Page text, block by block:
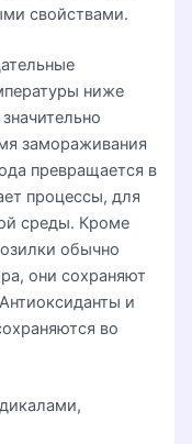
свойствами.
ниже
замораживания
превращается в
процессы, для
среды. Кроме
обычно
они сохраняют
и
во